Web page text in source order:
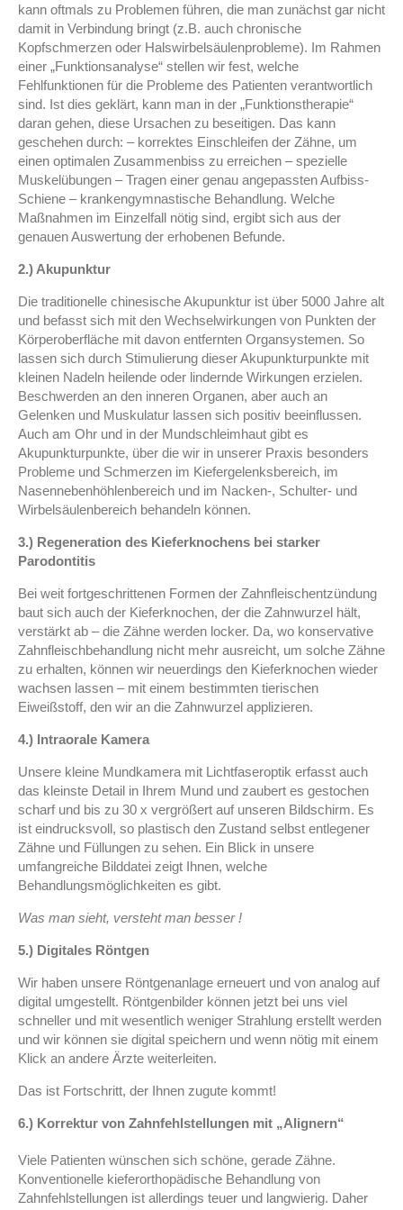
kann oftmals zu Problemen führen, die man zunächst gar nicht
damit in Verbindung bringt (z.B. auch chronische
Kopfschmerzen oder Halswirbelsäulenprobleme). Im Rahmen
einer „Funktionsanalyse“ stellen wir fest, welche
Fehlfunktionen für die Probleme des Patienten verantwortlich
sind. Ist dies geklärt, kann man in der „Funktionstherapie“
daran gehen, diese Ursachen zu beseitigen. Das kann
geschehen durch: – korrektes Einschleifen der Zähne, um
einen optimalen Zusammenbiss zu erreichen – spezielle
Muskelübungen – Tragen einer genau angepassten Aufbiss-
Schiene – krankengymnastische Behandlung. Welche
Maßnahmen im Einzelfall nötig sind, ergibt sich aus der
genauen Auswertung der erhobenen Befunde.
2.) Akupunktur
Die traditionelle chinesische Akupunktur ist über 5000 Jahre alt
und befasst sich mit den Wechselwirkungen von Punkten der
Körperoberfläche mit davon entfernten Organsystemen. So
lassen sich durch Stimulierung dieser Akupunkturpunkte mit
kleinen Nadeln heilende oder lindernde Wirkungen erzielen.
Beschwerden an den inneren Organen, aber auch an
Gelenken und Muskulatur lassen sich positiv beeinflussen.
Auch am Ohr und in der Mundschleimhaut gibt es
Akupunkturpunkte, über die wir in unserer Praxis besonders
Probleme und Schmerzen im Kiefergelenksbereich, im
Nasennebenhöhlenbereich und im Nacken-, Schulter- und
Wirbelsäulenbereich behandeln können.
3.) Regeneration des Kieferknochens bei starker
Parodontitis
Bei weit fortgeschrittenen Formen der Zahnfleischentzündung
baut sich auch der Kieferknochen, der die Zahnwurzel hält,
verstärkt ab – die Zähne werden locker. Da, wo konservative
Zahnfleischbehandlung nicht mehr ausreicht, um solche Zähne
zu erhalten, können wir neuerdings den Kieferknochen wieder
wachsen lassen – mit einem bestimmten tierischen
Eiweißstoff, den wir an die Zahnwurzel applizieren.
4.) Intraorale Kamera
Unsere kleine Mundkamera mit Lichtfaseroptik erfasst auch
das kleinste Detail in Ihrem Mund und zaubert es gestochen
scharf und bis zu 30 x vergrößert auf unseren Bildschirm. Es
ist eindrucksvoll, so plastisch den Zustand selbst entlegener
Zähne und Füllungen zu sehen. Ein Blick in unsere
umfangreiche Bilddatei zeigt Ihnen, welche
Behandlungsmöglichkeiten es gibt.
Was man sieht, versteht man besser !
5.) Digitales Röntgen
Wir haben unsere Röntgenanlage erneuert und von analog auf
digital umgestellt. Röntgenbilder können jetzt bei uns viel
schneller und mit wesentlich weniger Strahlung erstellt werden
und wir können sie digital speichern und wenn nötig mit einem
Klick an andere Ärzte weiterleiten.
Das ist Fortschritt, der Ihnen zugute kommt!
6.) Korrektur von Zahnfehlstellungen mit „Alignern“
Viele Patienten wünschen sich schöne, gerade Zähne.
Konventionelle kieferorthopädische Behandlung von
Zahnfehlstellungen ist allerdings teuer und langwierig. Daher